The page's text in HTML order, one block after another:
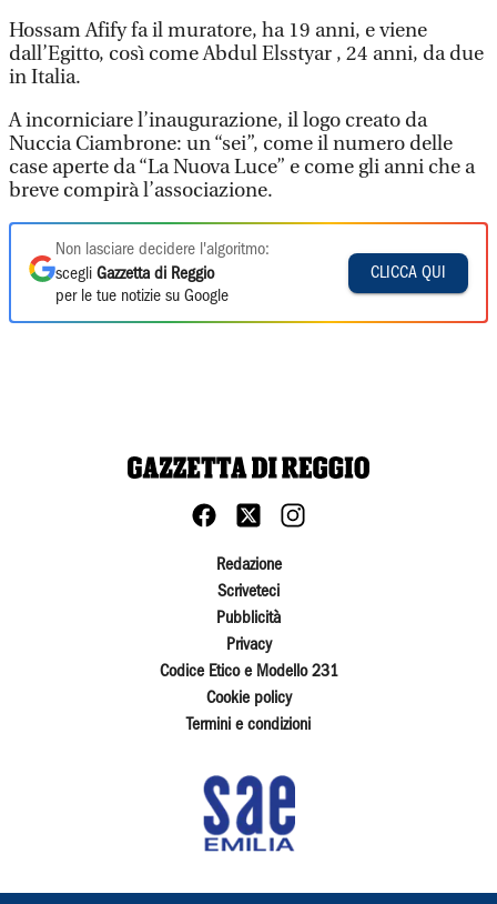
Hossam Afify fa il muratore, ha 19 anni, e viene
dall’Egitto, così come Abdul Elsstyar , 24 anni, da due
in Italia.
A incorniciare l’inaugurazione, il logo creato da
Nuccia Ciambrone: un “sei”, come il numero delle
case aperte da “La Nuova Luce” e come gli anni che a
breve compirà l’associazione.
Non lasciare decidere l'algoritmo:
scegli Gazzetta di Reggio
per le tue notizie su Google
CLICCA QUI
Redazione
Scriveteci
Pubblicità
Privacy
Codice Etico e Modello 231
Cookie policy
Termini e condizioni